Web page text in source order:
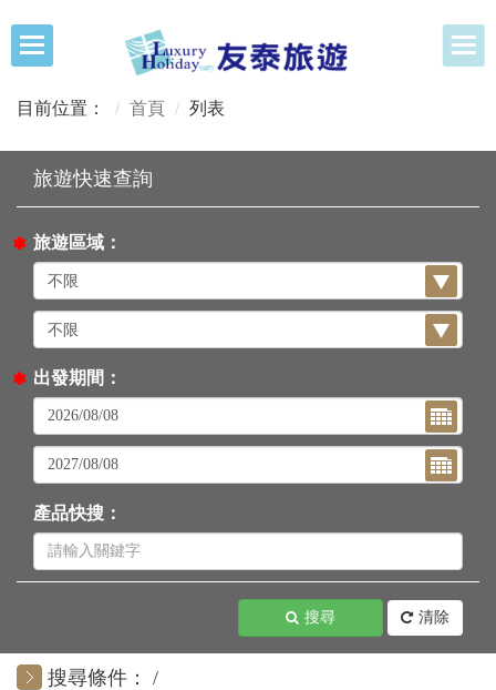
目前位置： 首頁 列表
旅遊區域：
出發期間：
產品快搜：
搜尋 清除
搜尋條件：